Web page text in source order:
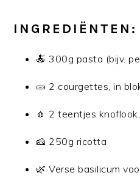
INGREDIËNTEN:
🍝 300g pasta (bijv.
🥒 2 courgettes, in
🧄 2 teentjes
🧀 250g ricotta
🌿 Verse basilicum